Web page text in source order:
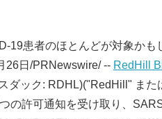
19患者のほとんどが対象かも
26日/PRNewswire/ -- RedHill
ダック: RDHL)("RedHill" また
の許可通知を受け取り、